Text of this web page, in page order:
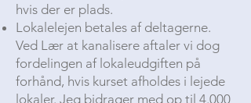
hvis der er plads.
Lokalelejen betales af deltagerne.
Ved Lær at kanalisere aftaler vi dog
fordelingen af lokaleudgiften på
forhånd, hvis kurset afholdes i lejede
lokaler. Jeg bidrager med op til 4.000